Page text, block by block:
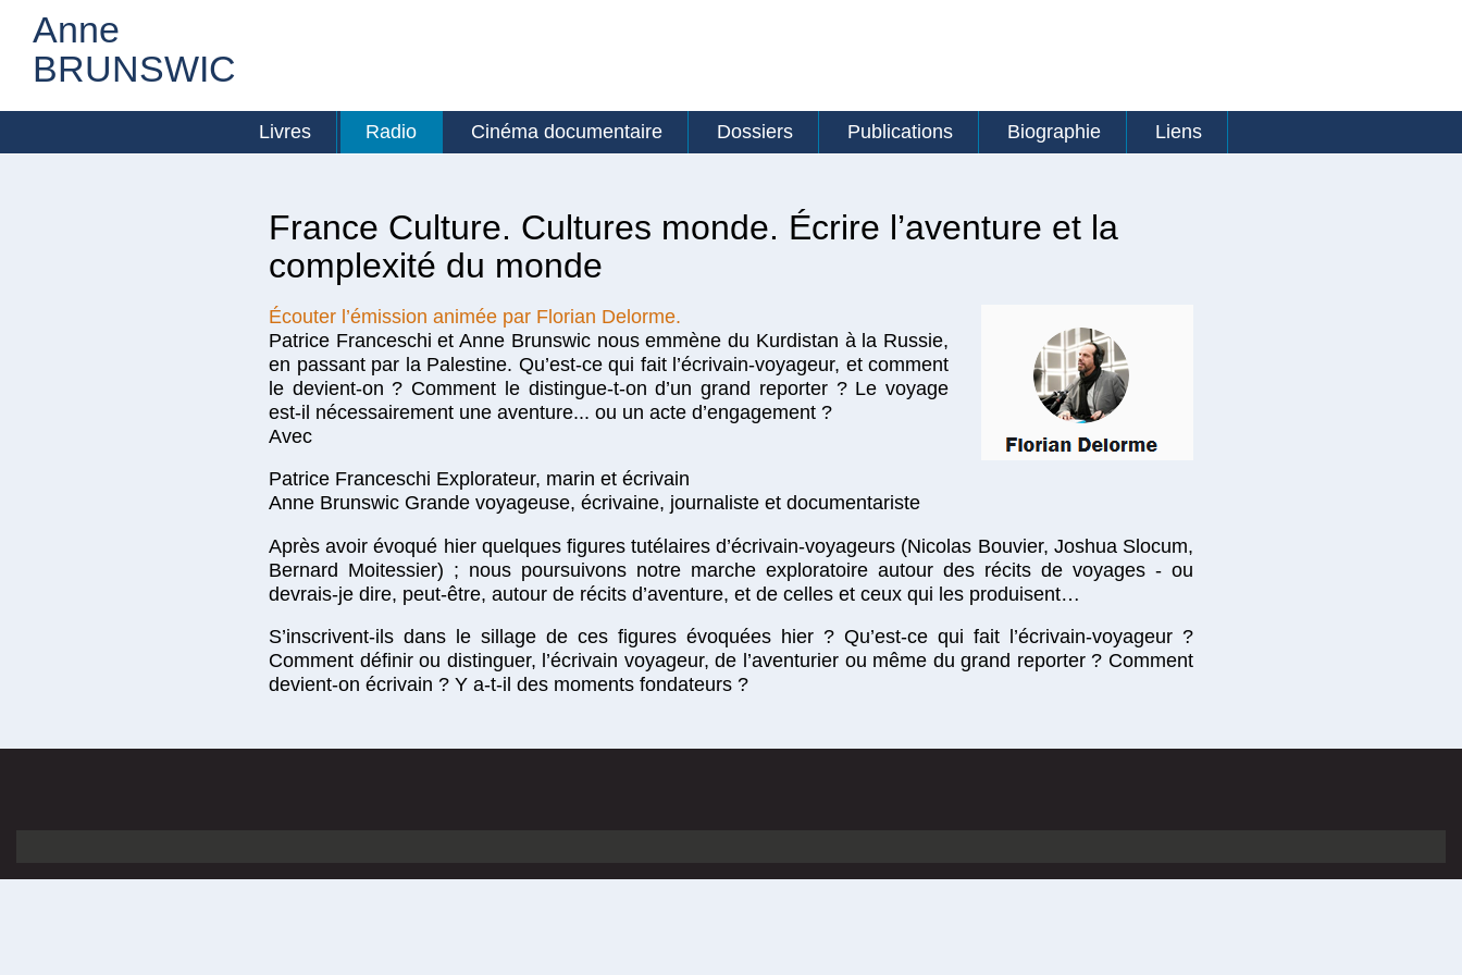
Anne
BRUNSWIC
Livres Radio Cinéma documentaire Dossiers Publications Biographie Liens
France Culture. Cultures monde. Écrire l’aventure et la
complexité du monde
Écouter l’émission animée par Florian Delorme.
Patrice Franceschi et Anne Brunswic nous emmène du Kurdistan à la Russie,
en passant par la Palestine. Qu’est-ce qui fait l’écrivain-voyageur, et comment
le devient-on ? Comment le distingue-t-on d’un grand reporter ? Le voyage
est-il nécessairement une aventure... ou un acte d’engagement ?
Avec
Patrice Franceschi Explorateur, marin et écrivain
Anne Brunswic Grande voyageuse, écrivaine, journaliste et documentariste
Après avoir évoqué hier quelques figures tutélaires d’écrivain-voyageurs (Nicolas Bouvier, Joshua Slocum,
Bernard Moitessier) ; nous poursuivons notre marche exploratoire autour des récits de voyages - ou
devrais-je dire, peut-être, autour de récits d’aventure, et de celles et ceux qui les produisent…
S’inscrivent-ils dans le sillage de ces figures évoquées hier ? Qu’est-ce qui fait l’écrivain-voyageur ?
Comment définir ou distinguer, l’écrivain voyageur, de l’aventurier ou même du grand reporter ? Comment
devient-on écrivain ? Y a-t-il des moments fondateurs ?